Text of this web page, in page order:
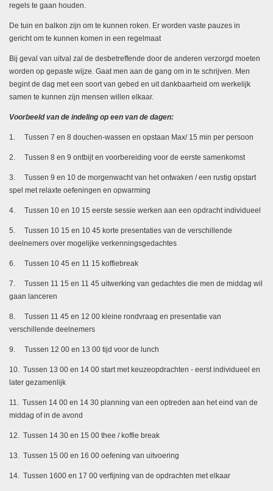
regels te gaan houden.
De tuin en balkon zijn om te kunnen roken. Er worden vaste pauzes in
gericht om te kunnen komen in een regelmaat
Bij geval van uitval zal de desbetreffende door de anderen verzorgd moeten
worden op gepaste wijze. Gaat men aan de gang om in te schrijven. Men
begint de dag met een soort van gebed en uit dankbaarheid om werkelijk
samen te kunnen zijn mensen willen elkaar.
Voorbeeld van de indeling op een van de dagen:
1. Tussen 7 en 8 douchen-wassen en opstaan Max/ 15 min per persoon
2. Tussen 8 en 9 ontbijt en voorbereiding voor de eerste samenkomst
3. Tussen 9 en 10 de morgenwacht van het ontwaken / een rustig opstart
spel met relaxte oefeningen en opwarming
4. Tussen 10 en 10 15 eerste sessie werken aan een opdracht individueel
5. Tussen 10 15 en 10 45 korte presentaties van de verschillende
deelnemers over mogelijke verkenningsgedachtes
6. Tussen 10 45 en 11 15 koffiebreak
7. Tussen 11 15 en 11 45 uitwerking van gedachtes die men de middag wil
gaan lanceren
8. Tussen 11 45 en 12 00 kleine rondvraag en presentatie van
verschillende deelnemers
9. Tussen 12 00 en 13 00 tijd voor de lunch
10. Tussen 13 00 en 14 00 start met keuzeopdrachten - eerst individueel en
later gezamenlijk
11. Tussen 14 00 en 14 30 planning van een optreden aan het eind van de
middag of in de avond
12. Tussen 14 30 en 15 00 thee / koffie break
13. Tussen 15 00 en 16 00 oefening van uitvoering
14. Tussen 1600 en 17 00 verfijning van de opdrachten met elkaar